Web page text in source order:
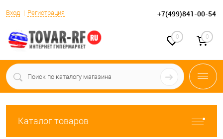
Вход Регистрация +7(499)841-00-54
0 0
Каталог товаров